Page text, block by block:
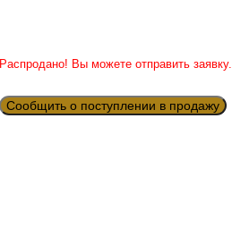
Распродано! Вы можете отправить заявку.
Сообщить о поступлении в продажу